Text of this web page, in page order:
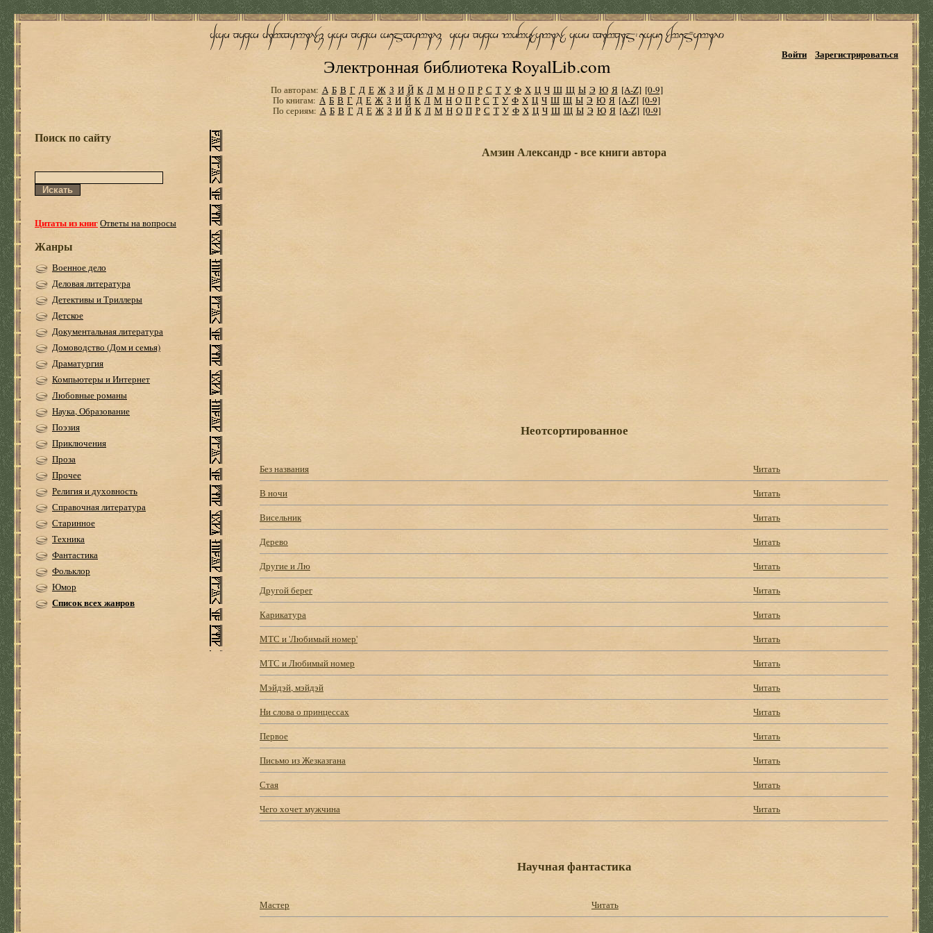
Электронная библиотека RoyalLib.com
Войти Зарегистрироваться
По авторам: А Б В Г Д Е Ж З И Й К Л М Н О П Р С Т У Ф Х Ц Ч Ш Щ Ы Э Ю Я [A-Z] [0-9]
По книгам: А Б В Г Д Е Ж З И Й К Л М Н О П Р С Т У Ф Х Ц Ч Ш Щ Ы Э Ю Я [A-Z] [0-9]
По сериям: А Б В Г Д Е Ж З И Й К Л М Н О П Р С Т У Ф Х Ц Ч Ш Щ Ы Э Ю Я [A-Z] [0-9]
Поиск по сайту
Цитаты из книгОтветы на вопросы
Жанры
Военное дело
Деловая литература
Детективы и Триллеры
Детское
Документальная литература
Домоводство (Дом и семья)
Драматургия
Компьютеры и Интернет
Любовные романы
Наука, Образование
Поэзия
Приключения
Проза
Прочее
Религия и духовность
Справочная литература
Старинное
Техника
Фантастика
Фольклор
Юмор
Список всех жанров
Амзин Александр - все книги автора
Неотсортированное
Без названия
Читать
В ночи
Читать
Висельник
Читать
Дерево
Читать
Другие и Лю
Читать
Другой берег
Читать
Карикатура
Читать
МТС и 'Любимый номер'
Читать
МТС и Любимый номер
Читать
Мэйдэй, мэйдэй
Читать
Ни слова о принцессах
Читать
Первое
Читать
Письмо из Жезказгана
Читать
Стая
Читать
Чего хочет мужчина
Читать
Научная фантастика
Мастер Читать